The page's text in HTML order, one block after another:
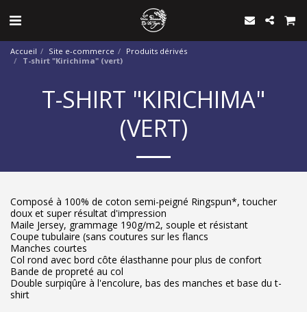
Accueil Site e-commerce
Produits dérivés
T-shirt "Kirichima" (vert)
T-SHIRT "KIRICHIMA"
(VERT)
Composé à 100% de coton semi-peigné Ringspun*, toucher
doux et super résultat d'impression
Maile Jersey, grammage 190g/m2, souple et résistant
Coupe tubulaire (sans coutures sur les flancs
Manches courtes
Col rond avec bord côte élasthanne pour plus de confort
Bande de propreté au col
Double surpiqûre à l'encolure, bas des manches et base du t-
shirt